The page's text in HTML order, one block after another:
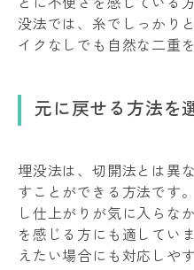
没法では、糸でしっかり
イクなしでも自然な二重
元に戻せる方法を
埋没法は、切開法とは異
すことができる方法です
し仕上がりが気に入らな
を感じる方にも適してい
えたい場合にも対応しや